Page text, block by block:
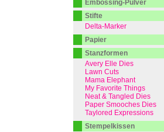
Embossing-Pulver
Stifte
Delta-Marker
Papier
Stanzformen
Avery Elle Dies
Lawn Cuts
Mama Elephant
My Favorite Things
Neat & Tangled Dies
Paper Smooches Dies
Taylored Expressions
Stempelkissen